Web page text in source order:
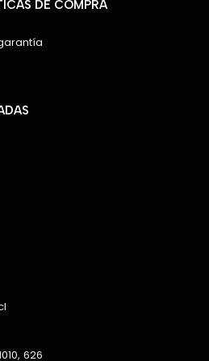
conectividad y
como una excelente
buscan un mouse
y funcional.
Calico Cat.
Cat Theme.
5.0 y 2,4 GHz.
de hasta 10 metros.
and-play.
cómodo para la palma.
suave al tacto.
1 pila AA.
ABS.
DE COMPRA
626